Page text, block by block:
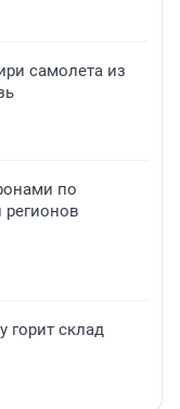
самолета из
по
регионов
горит склад